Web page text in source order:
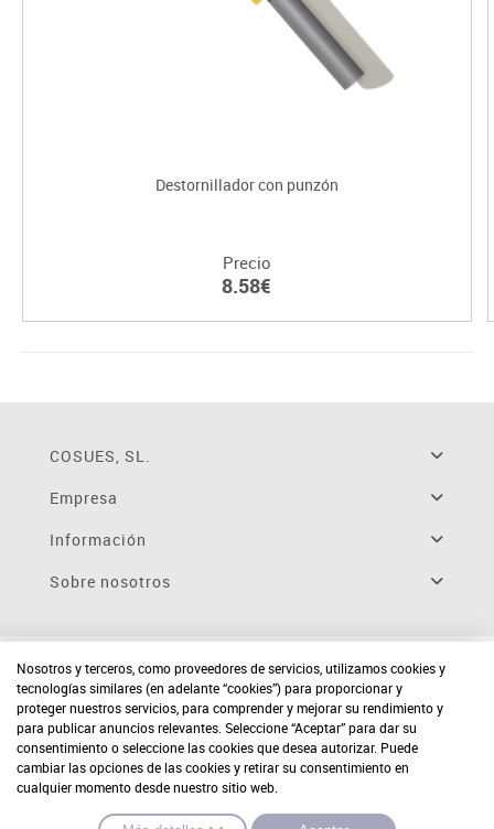
Destornillador con punzón
Precio
8.58€
COSUES, SL.
Empresa
Información
Sobre nosotros
Nosotros y terceros, como proveedores de servicios, utilizamos cookies y
tecnologías similares (en adelante “cookies”) para proporcionar y
proteger nuestros servicios, para comprender y mejorar su rendimiento y
para publicar anuncios relevantes. Seleccione “Aceptar” para dar su
consentimiento o seleccione las cookies que desea autorizar. Puede
cambiar las opciones de las cookies y retirar su consentimiento en
cualquier momento desde nuestro sitio web.